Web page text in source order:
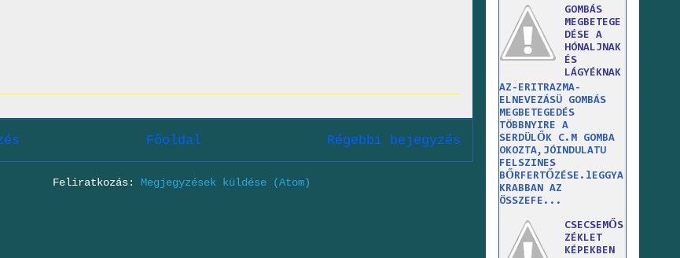
Régebbi bejegyzés
Főoldal
Feliratkozás: Megjegyzések küldése (Atom)
GOMBÁS
MEGBETEGE
DÉSE A
HÓNALJNAK
ÉS
LÁGYÉKNAK
AZ-ERITRAZMA-
ELNEVEZÁSÜ GOMBÁS
MEGBETEGEDÉS
TÖBBNYIRE A
SERDÜLŐK C.M GOMBA
OKOZTA,JÓINDULATU
FELSZINES
BŐRFERTŐZÉSE.lEGGYA
KRABBAN AZ
ÖSSZEFE...
CSECSEMŐS
ZÉKLET
KÉPEKBEN